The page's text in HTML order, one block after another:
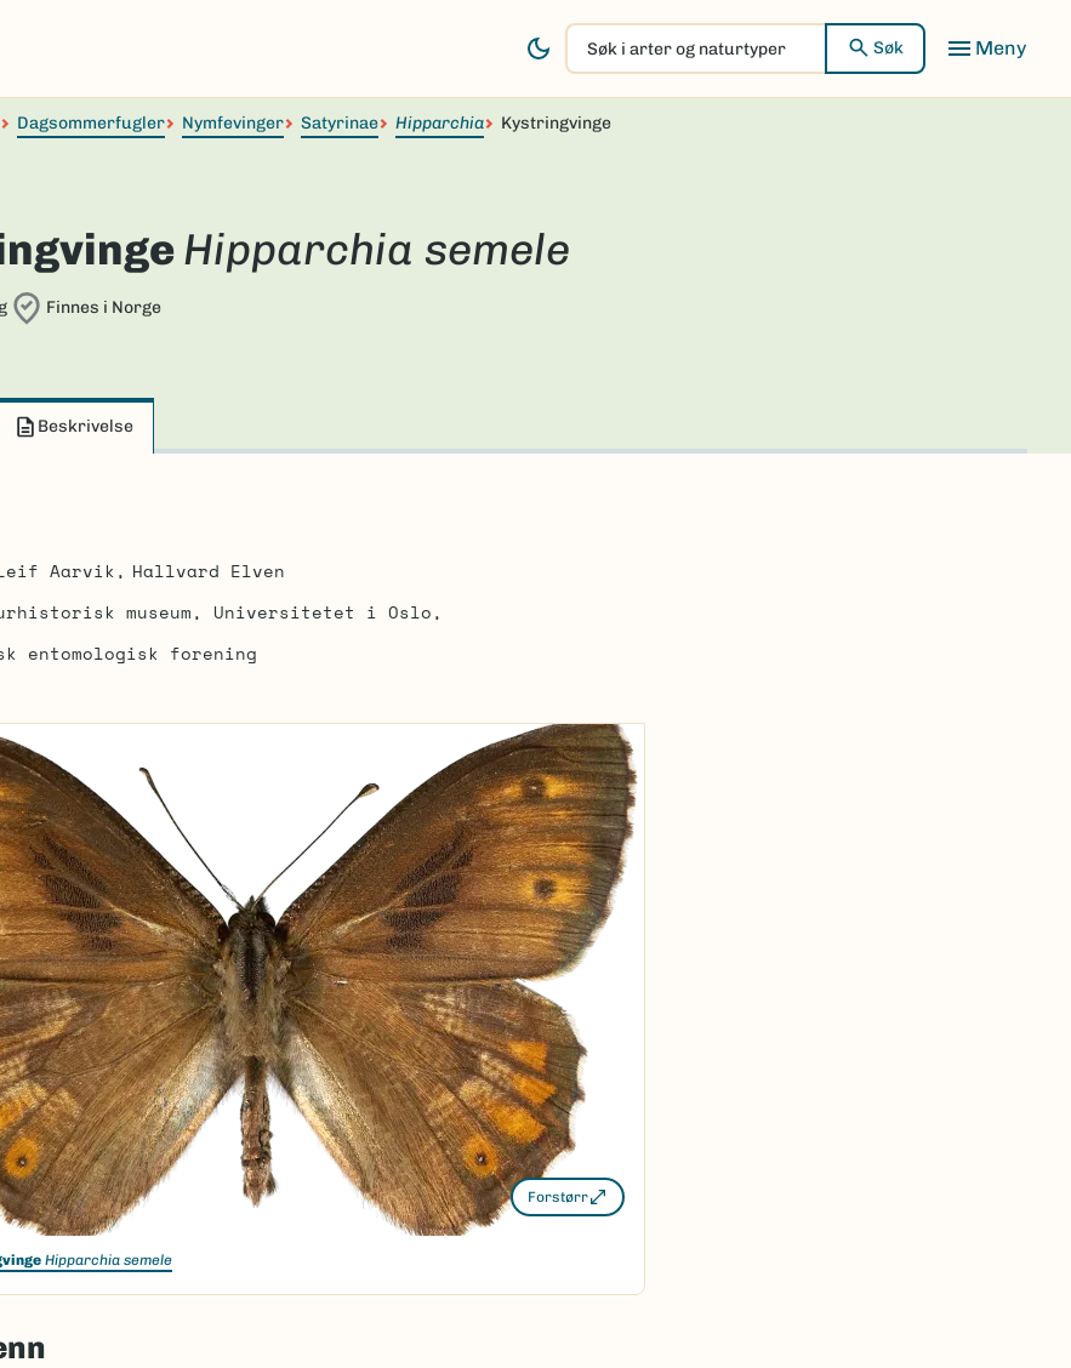
Søk
i
arter
og
Søk
Dagsommerfugler Nymfevinger Satyrinae Hipparchia Kystringvinge
Hipparchia semele
Finnes i Norge
Beskrivelse
Aarvik
Hallvard Elven
museum, Universitetet i Oslo
entomologisk forening
Forstørr
Hipparchia semele